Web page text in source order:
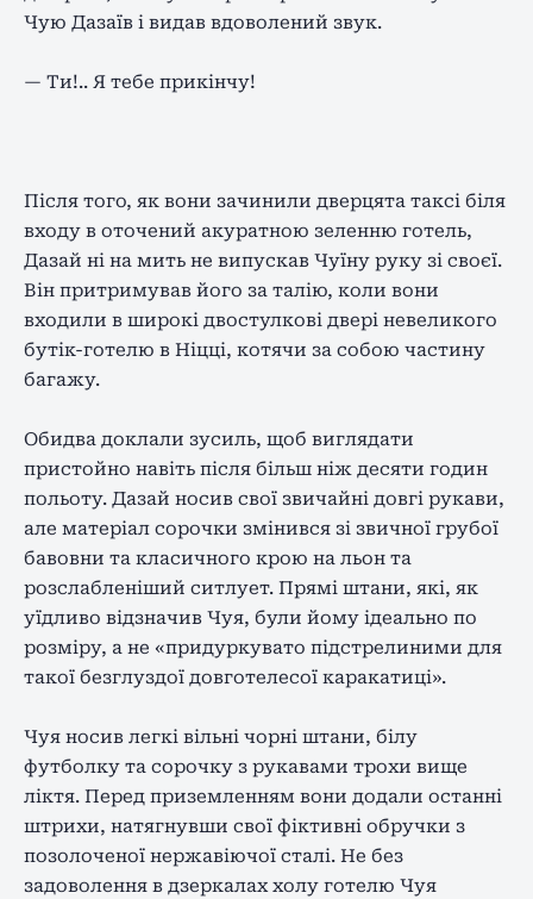
Чую Дазаїв і видав вдоволений звук.
— Ти!.. Я тебе прикінчу!
Після того, як вони зачинили дверцята таксі біля
входу в оточений акуратною зеленню готель,
Дазай ні на мить не випускав Чуїну руку зі своєї.
Він притримував його за талію, коли вони
входили в широкі двостулкові двері невеликого
бутік-готелю в Ніцці, котячи за собою частину
багажу.
Обидва доклали зусиль, щоб виглядати
пристойно навіть після більш ніж десяти годин
польоту. Дазай носив свої звичайні довгі рукави,
але матеріал сорочки змінився зі звичної грубої
бавовни та класичного крою на льон та
розслабленіший ситлует. Прямі штани, які, як
уїдливо відзначив Чуя, були йому ідеально по
розміру, а не «придуркувато підстрелиними для
такої безглуздої довготелесої каракатиці».
Чуя носив легкі вільні чорні штани, білу
футболку та сорочку з рукавами трохи вище
ліктя. Перед приземленням вони додали останні
штрихи, натягнувши свої фіктивні обручки з
позолоченої нержавіючої сталі. Не без
задоволення в дзеркалах холу готелю Чуя